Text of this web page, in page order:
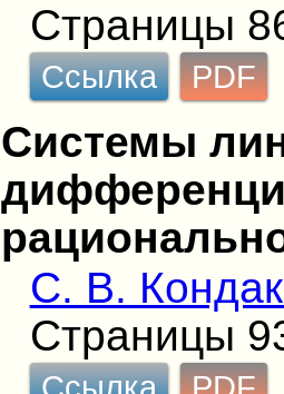
Страницы
Ссылка PDF
Системы
С. В.
Страницы